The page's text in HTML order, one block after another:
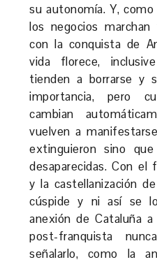
su autonomía. Y,
los negocios
con la conquista de
vida florece,
tienden a borrarse y
importancia, pero
cambian
vuelven a
extinguieron sino
desaparecidas. Con el
y la castellanización
cúspide y ni así se
anexión de Cataluña
post-franquista
señalarlo, como la